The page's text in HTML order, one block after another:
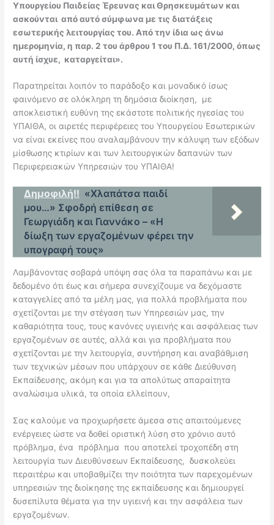
Υπουργείου Παιδείας Έρευνας και Θρησκευμάτων και
ασκούνται από αυτό σύμφωνα με τις διατάξεις
εσωτερικής λειτουργίας του. Από την ίδια ως άνω
ημερομηνία, η παρ. 2 του άρθρου 1 του Π.Δ. 161/2000, όπως
αυτή ίσχυε, καταργείται».
Παρατηρείται λοιπόν το παράδοξο και μοναδικό ίσως
φαινόμενο σε ολόκληρη τη δημόσια διοίκηση, με
αποκλειστική ευθύνη της εκάστοτε πολιτικής ηγεσίας του
ΥΠΑΙΘΑ, οι αιρετές περιφέρειες του Υπουργείου Εσωτερικών
να είναι εκείνες που αναλαμβάνουν την κάλυψη των εξόδων
μίσθωσης κτιρίων και των λειτουργικών δαπανών των
Περιφερειακών Υπηρεσιών του ΥΠΑΙΘΑ!
Δημοφιλή!! «Χλαπάτσα παιδί
μου…» Σφοδρή επίθεση σε
Γεωργιάδη και Γιαννάκο – «Η
δίωξη των εργαζομένων φέρει την
υπογραφή τους»
Λαμβάνοντας σοβαρά υπόψη σας όλα τα παραπάνω και με
δεδομένο ότι έως και σήμερα συνεχίζουμε να δεχόμαστε
καταγγελίες από τα μέλη μας, για πολλά προβλήματα που
σχετίζονται με την στέγαση των Υπηρεσιών μας, την
καθαριότητα τους, τους κανόνες υγιεινής και ασφάλειας των
εργαζομένων σε αυτές, αλλά και για προβλήματα που
σχετίζονται με την λειτουργία, συντήρηση και αναβάθμιση
των τεχνικών μέσων που υπάρχουν σε κάθε Διεύθυνση
Εκπαίδευσης, ακόμη και για τα απολύτως απαραίτητα
αναλώσιμα υλικά, τα οποία ελλείπουν,
Σας καλούμε να προχωρήσετε άμεσα στις απαιτούμενες
ενέργειες ώστε να δοθεί οριστική λύση στο χρόνιο αυτό
πρόβλημα, ένα πρόβλημα που αποτελεί τροχοπέδη στη
λειτουργία των Διευθύνσεων Εκπαίδευσης, δυσκολεύει
περαιτέρω και υποβαθμίζει την ποιότητα των παρεχομένων
υπηρεσιών της διοίκησης της εκπαίδευσης και δημιουργεί
δυσεπίλυτα θέματα για την υγιεινή και την ασφάλεια των
εργαζομένων.